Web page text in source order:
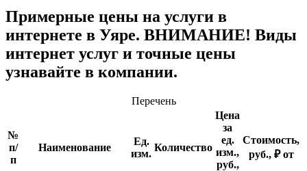
Примерные цены на услуги в
интернете в Уяре. ВНИМАНИЕ! Виды
интернет услуг и точные цены
узнавайте в компании.
Перечень
№
п/
п
Наименование
Ед.
изм.
Количество
Цена
за
ед.
изм.,
руб.,
Стоимость,
руб., ₽ от